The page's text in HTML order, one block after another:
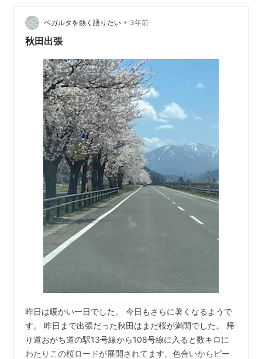
ようす。 前監督の責任をかなり厳しく追及した記事にな
ってます。 町田に続いて２枚目のJ1昇格は磐田が逆転で
勝ち取りました…
ベガルタを熱く語りたい • 3年前
秋田出張
昨日は暖かい一日でした。 今日もさらに暑くなるようで
す。 昨日まで出張だった秋田はまだ桜が満開でした。 帰
り道おがち道の駅13号線から108号線に入ると数キロに
わたりこの桜ロードが展開されてます。色合いからピー